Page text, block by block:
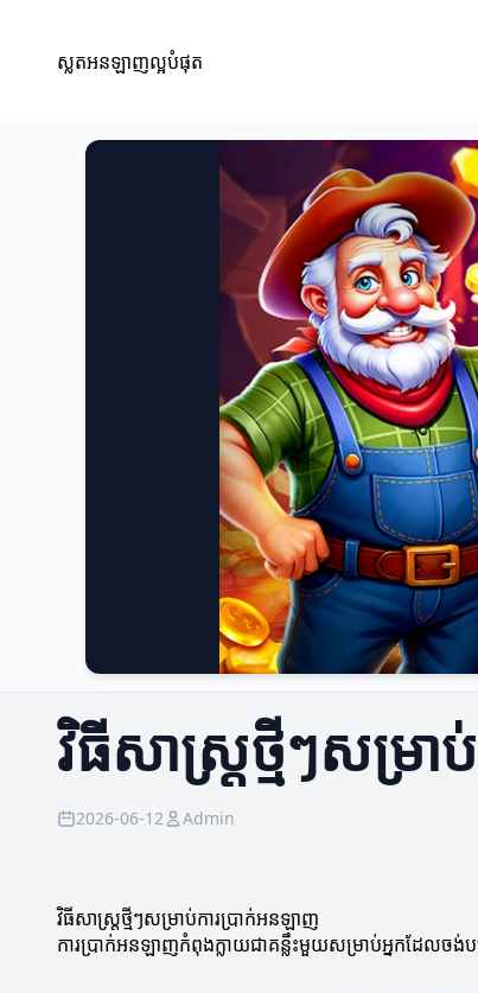
ស្លតអនឡាញល្អបំផុត
វិធីសាស្ត្រថ្មីៗសម្រ
2026-06-12 Admin
វិធីសាស្ត្រថ្មីៗសម្រាប់ការប្រាក់អនឡាញ
ការប្រាក់អនឡាញកំពុងក្លាយជាគន្លឹះមួយសម្រាប់អ្នកដែលច